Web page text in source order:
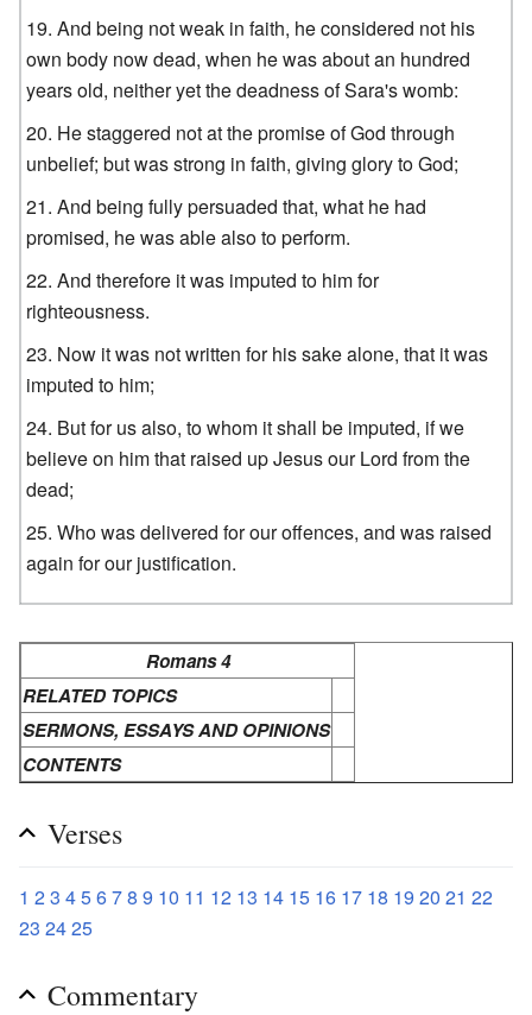
And being not weak in faith, he considered not his
own body now dead, when he was about an hundred
years old, neither yet the deadness of Sara's womb:
He staggered not at the promise of God through
unbelief; but was strong in faith, giving glory to God;
And being fully persuaded that, what he had
promised, he was able also to perform.
And therefore it was imputed to him for
righteousness.
Now it was not written for his sake alone, that it was
imputed to him;
But for us also, to whom it shall be imputed, if we
believe on him that raised up Jesus our Lord from the
dead;
Who was delivered for our offences, and was raised
again for our justification.
Romans 4
RELATED TOPICS
SERMONS, ESSAYS AND OPINIONS
CONTENTS
Verses
1 23 45678 9 10 11 12 13 14 15 16 17 18 19 20 21 22
23 2425
Commentary